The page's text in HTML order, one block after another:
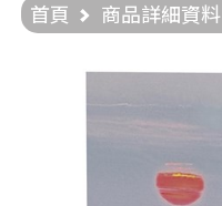
首頁 商品詳細資料